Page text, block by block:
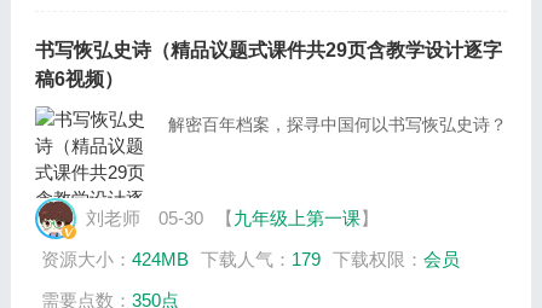
书写恢弘史诗（精品议题式课件共29页含教学设计逐字
稿6视频）
解密百年档案，探寻中国何以书写恢弘史诗？
刘老师 05-30 【九年级上第一课】
资源大小： 424MB 下载人气： 179 下载权限： 会员
需要点数： 350点